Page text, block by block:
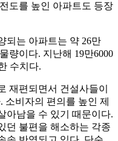
도를 높인 아파트도 등장
되는 아파트는 약 26만
량이다. 지난해 19만6000
수치다.
재편되면서 건설사들이
소비자의 편의를 높인 제
아남을 수 있기 때문이다.
던 불편을 해소하는 각종